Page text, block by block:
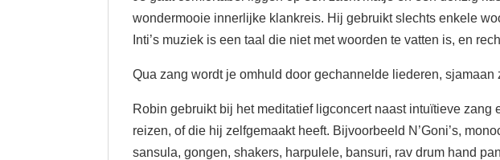
wondermooie innerlijke klankreis. Hij gebruikt slechts enkele
Inti’s muziek is een taal die niet met woorden te vatten is, en
Qua zang wordt je omhuld door gechannelde liederen,
Robin gebruikt bij het meditatief ligconcert naast intuïtieve
reizen, of die hij zelfgemaakt heeft. Bijvoorbeeld N’Goni’s,
sansula, gongen, shakers, harpulele, bansuri, rav drum hand